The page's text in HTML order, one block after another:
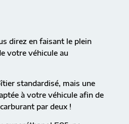
direz en faisant le plein
votre véhicule au
standardisé, mais une
à votre véhicule afin de
par deux !